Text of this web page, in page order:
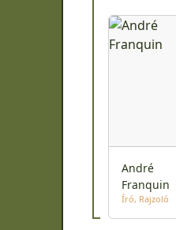
André
Franquin
Író Rajzoló